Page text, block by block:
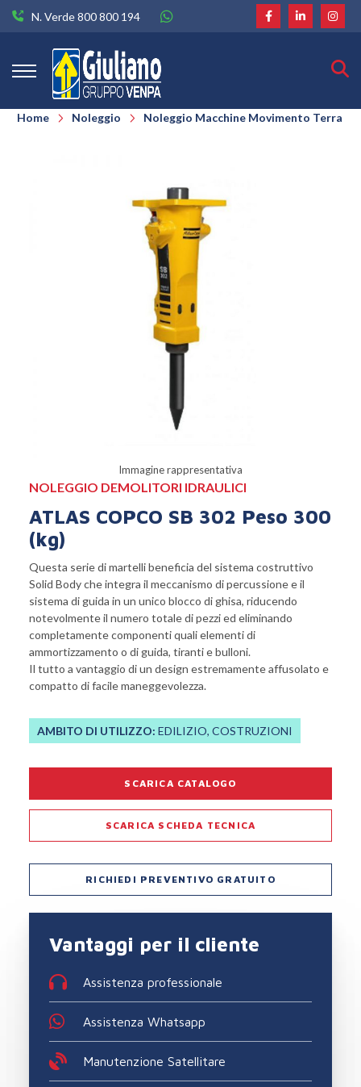
N. Verde 800 800 194
Home Noleggio Noleggio Macchine Movimento Terra
Immagine rappresentativa
NOLEGGIO DEMOLITORI IDRAULICI
ATLAS COPCO SB 302 Peso 300
(kg)
Questa serie di martelli beneficia del sistema costruttivo
Solid Body che integra il meccanismo di percussione e il
sistema di guida in un unico blocco di ghisa, riducendo
notevolmente il numero totale di pezzi ed eliminando
completamente componenti quali elementi di
ammortizzamento o di guida, tiranti e bulloni.
Il tutto a vantaggio di un design estremamente affusolato e
compatto di facile maneggevolezza.
AMBITO DI UTILIZZO: EDILIZIO, COSTRUZIONI
SCARICA CATALOGO
SCARICA SCHEDA TECNICA
RICHIEDI PREVENTIVO GRATUITO
Vantaggi per il cliente
Assistenza professionale
Assistenza Whatsapp
Manutenzione Satellitare